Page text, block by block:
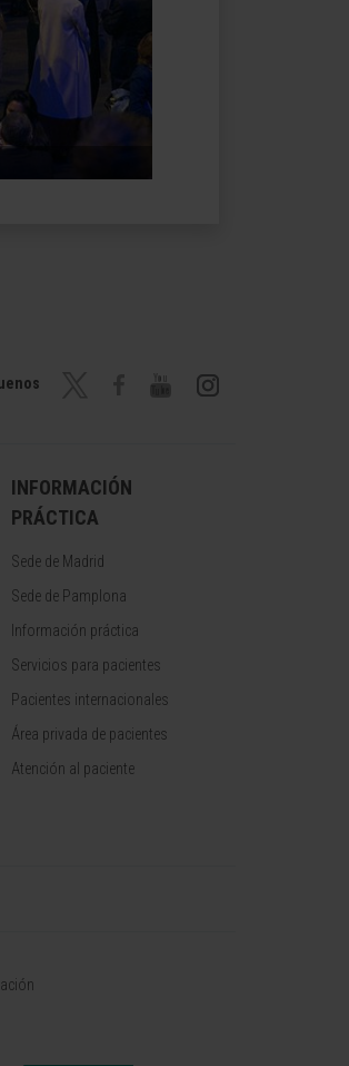
INFORMACIÓN
PRÁCTICA
Sede de Madrid
Sede de Pamplona
Información práctica
Servicios para pacientes
Pacientes internacionales
Área privada de pacientes
Atención al paciente